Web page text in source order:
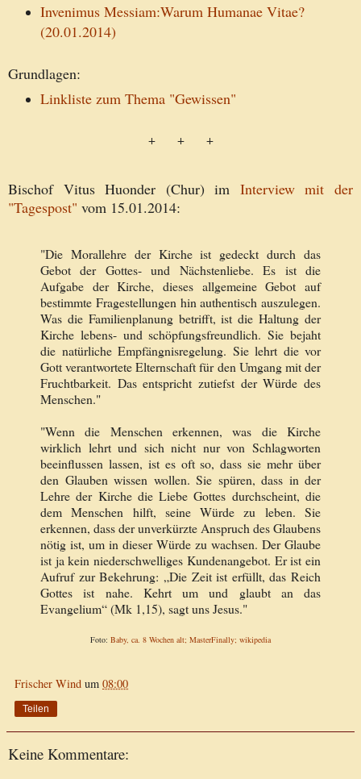
Invenimus Messiam:Warum Humanae Vitae?
(20.01.2014)
Grundlagen:
Linkliste zum Thema "Gewissen"
+ + +
Bischof Vitus Huonder (Chur) im Interview mit der
"Tagespost" vom 15.01.2014:
"Die Morallehre der Kirche ist gedeckt durch das
Gebot der Gottes- und Nächstenliebe. Es ist die
Aufgabe der Kirche, dieses allgemeine Gebot auf
bestimmte Fragestellungen hin authentisch auszulegen.
Was die Familienplanung betrifft, ist die Haltung der
Kirche lebens- und schöpfungsfreundlich. Sie bejaht
die natürliche Empfängnisregelung. Sie lehrt die vor
Gott verantwortete Elternschaft für den Umgang mit der
Fruchtbarkeit. Das entspricht zutiefst der Würde des
Menschen."
"Wenn die Menschen erkennen, was die Kirche
wirklich lehrt und sich nicht nur von Schlagworten
beeinflussen lassen, ist es oft so, dass sie mehr über
den Glauben wissen wollen. Sie spüren, dass in der
Lehre der Kirche die Liebe Gottes durchscheint, die
dem Menschen hilft, seine Würde zu leben. Sie
erkennen, dass der unverkürzte Anspruch des Glaubens
nötig ist, um in dieser Würde zu wachsen. Der Glaube
ist ja kein niederschwelliges Kundenangebot. Er ist ein
Aufruf zur Bekehrung: „Die Zeit ist erfüllt, das Reich
Gottes ist nahe. Kehrt um und glaubt an das
Evangelium“ (Mk 1,15), sagt uns Jesus."
Foto: Baby, ca. 8 Wochen alt; MasterFinally; wikipedia
Frischer Wind um 08:00
Teilen
Keine Kommentare: